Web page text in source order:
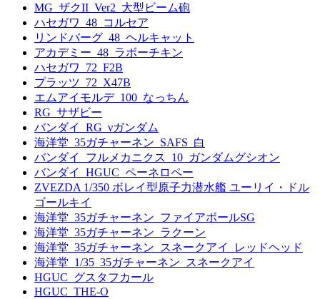
MG_ザクII_Ver2_大型ビーム砲
ハセガワ_48_コルセア
リンドバーグ_48_ヘルキャット
アカデミー_48_ラボーチキン
ハセガワ_72_F2B
プラッツ_72_X47B
エムアイモルデ_100_なっちん
RG_サザビー
バンダイ_RG_νガンダム
海洋堂_35ガチャーネン_SAFS_白
バンダイ_フルメカニクス_10_ガンダムグシオン
バンダイ_HGUC_ペーネロペー
ZVEZDA 1/350 ボレイ型原子力潜水艦 ユーリイ・ドル
ゴールキイ
海洋堂_35ガチャーネン_ファイアボールSG
海洋堂_35ガチャーネン_ラクーン
海洋堂_35ガチャーネン_スネークアイ_レッドヘッド
海洋堂_1/35_35ガチャーネン_スネークアイ
HGUC_グスタフカール
HGUC_THE-O